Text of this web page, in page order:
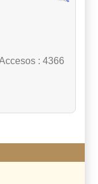
: 4366